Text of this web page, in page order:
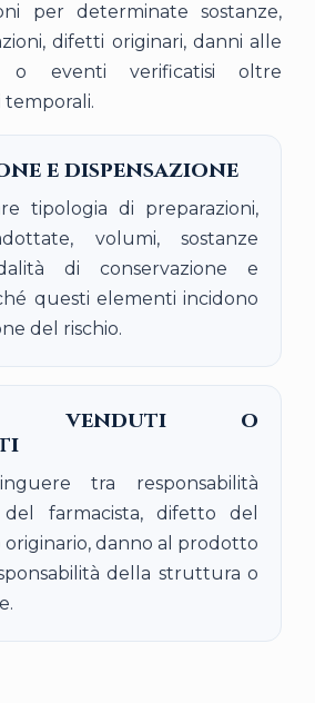
per determinate sostanze,
difetti originari, danni alle
o eventi verificatisi oltre
e dispensazione
tipologia di preparazioni,
volumi, sostanze
di conservazione e
questi elementi incidono
del rischio.
venduti o
tra responsabilità
del farmacista, difetto del
originario, danno al prodotto
della struttura o